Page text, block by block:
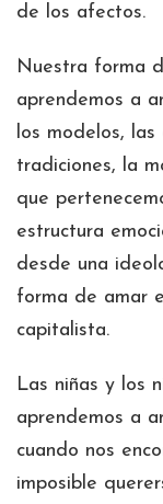
de los afectos.
Nuestra forma
aprendemos a
los modelos,
tradiciones, la
que
estructura
desde una
forma de amar
capitalista.
Las niñas y los
aprendemos a
cuando nos
imposible